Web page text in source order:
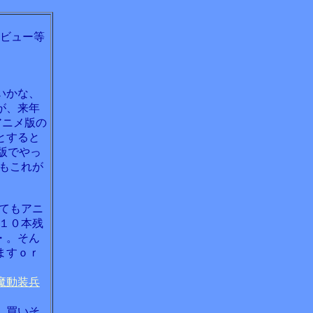
ュー等
な、
、来年
メ版の
すると
でやっ
これが
もアニ
０本残
。そん
ｏｒ
動装兵